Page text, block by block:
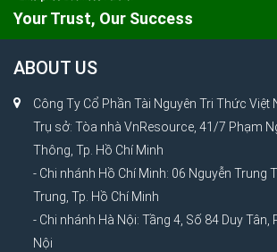
Your Trust, Our Success
ABOUT US
Công Ty Cổ Phần Tài Nguyên Tri Thức Việt
Trụ sở: Tòa nhà VnResource, 41/7 Phạm
Thông, Tp. Hồ Chí Minh
- Chi nhánh Hồ Chí Minh: 06 Nguyễn Trung
Trung, Tp. Hồ Chí Minh
- Chi nhánh Hà Nội: Tầng 4, Số 84 Duy Tân,
Nội